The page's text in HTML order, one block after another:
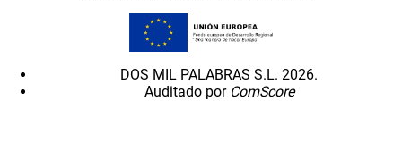
DOS MIL PALABRAS S.L. 2026.
Auditado por ComScore